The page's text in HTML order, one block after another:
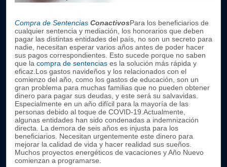
Compra de Sentencias ConactivosPara los beneficiarios de
cualquier sentencia y mediación, los honorarios que deben
pagar las distintas entidades del país, no son un secreto para
nadie, necesitan esperar varios años antes de poder hacer
sus pagos correspondientes. Esto sucede porque no saben
que la compra de sentencias es la solución más rápida y
eficaz.Los gastos navideños y los relacionados con el
comienzo del año, como los gastos de educación, son un
gran problema para muchas familias que no pueden obtener
dinero para pagar sus deudas, y este será su salvavidas.
Especialmente en un año difícil para la mayoría de las
personas debido al toque de COVID-19. Actualmente,
algunas entidades han sido condenadas a indemnización
directa. La demora de seis años es injusta para los
beneficiarios. Necesitan urgentemente este dinero para
mejorar la calidad de vida y hacer realidad sus sueños.
Muchos proyectos energéticos de vacaciones y Año Nuevo
comienzan a programarse.